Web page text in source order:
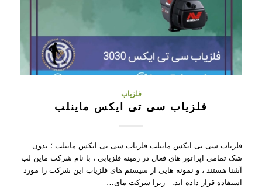
فلزیاب
فلزیاب سی تی ایکس ماینلب
فلزیاب سی تی ایکس ماینلب فلزیاب سی تی ایکس ماینلب ؛ بدون
شک تمامی اپراتور های فعال در زمینه فلزیابی ، با نام شرکت ماین لب
آشنا هستند ، و نمونه هایی از سیستم های فلزیاب این شرکت را مورد
استفاده قرار داده اند. زیرا شرکت مای…